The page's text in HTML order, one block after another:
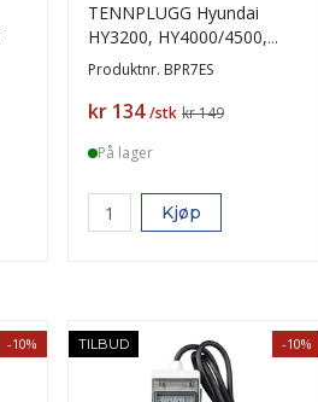
TENNPLUGG Hyundai
HY3200, HY4000/4500,
HY3000C og HY3900SEi
Produktnr. BPR7ES
Pris
kr 134 /stk kr 149
På lager
Kjøp
-10% TILBUD -10%